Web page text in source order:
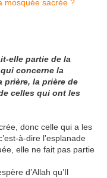
elle partie de la
concerne la
prière, la prière de
celles qui ont les
donc celle qui a les
à-dire l’esplanade
elle ne fait pas partie
d’Allah qu’Il